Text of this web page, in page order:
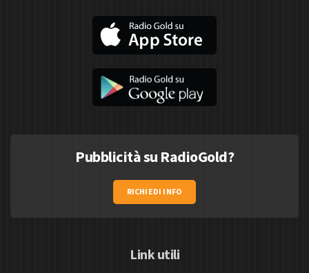
Pubblicità su RadioGold?
RICHIEDI INFO
Link utili